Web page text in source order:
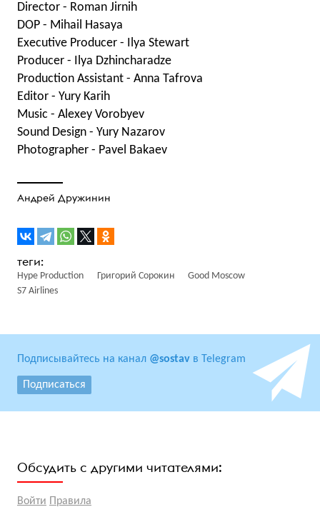
Director - Roman Jirnih
DOP - Mihail Hasaya
Executive Producer - Ilya Stewart
Producer - Ilya Dzhincharadze
Production Assistant - Anna Tafrova
Editor - Yury Karih
Music - Alexey Vorobyev
Sound Design - Yury Nazarov
Photographer - Pavel Bakaev
Андрей Дружинин
Hype Production Григорий Сорокин
Good Moscow
S7 Airlines
Подписывайтесь на канал @sostav в Telegram
Подписаться
Обсудить с другими читателями:
Войти Правила